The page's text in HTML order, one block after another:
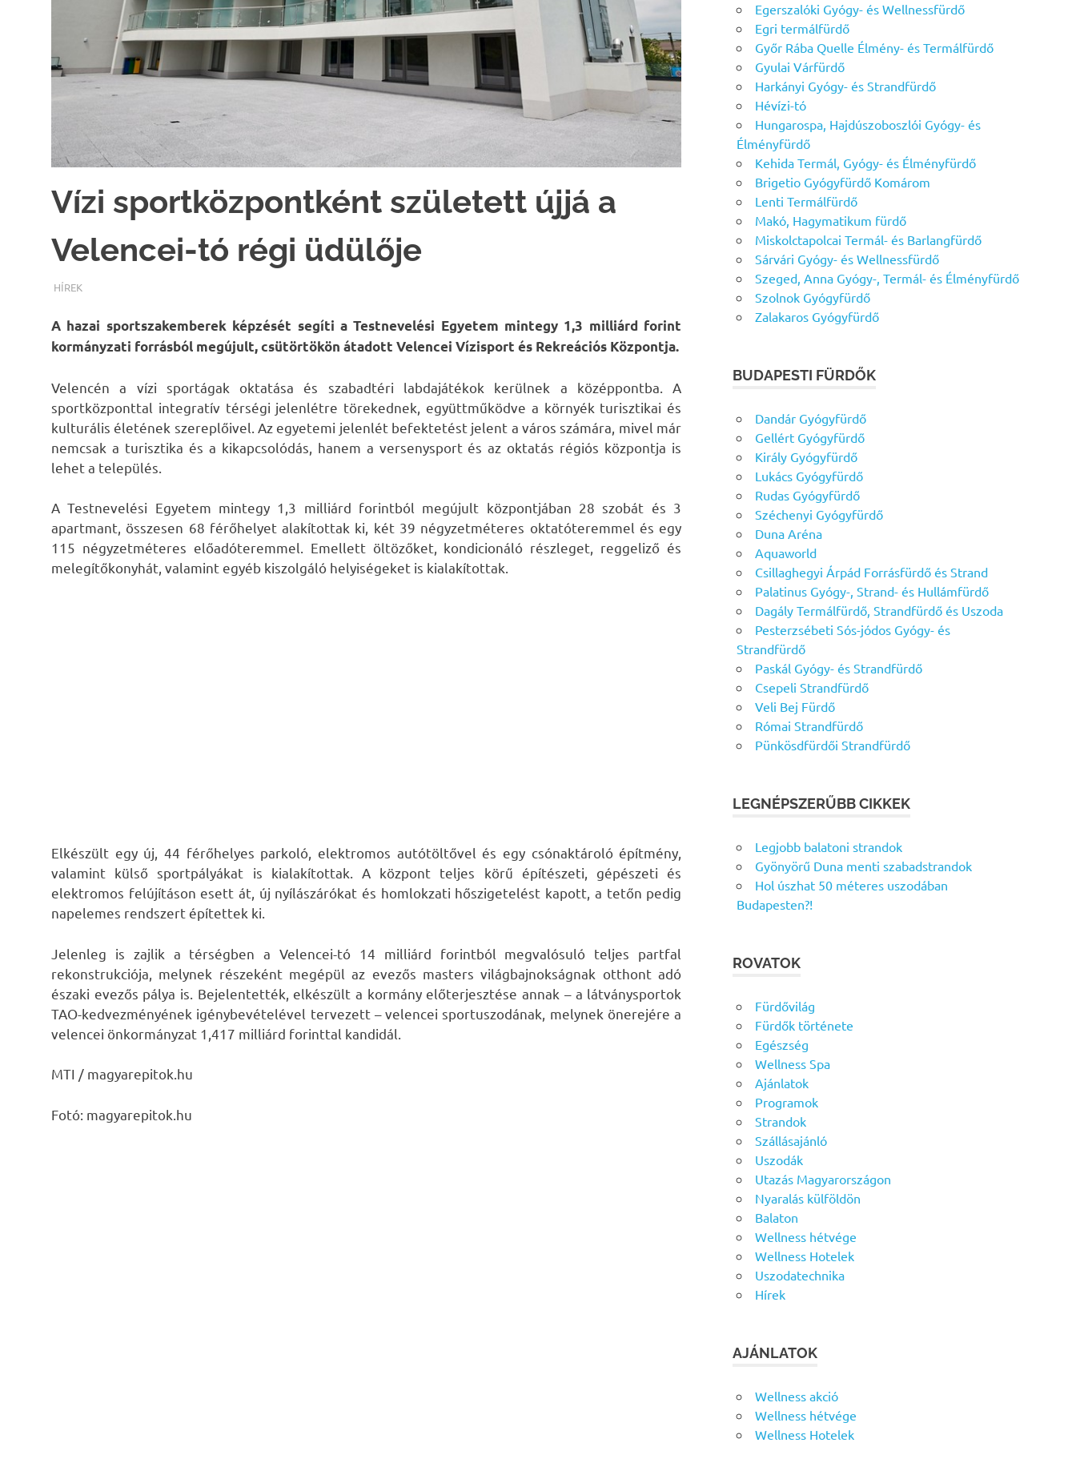
Vízi sportközpontként született újjá a
Velencei-tó régi üdülője
TERMALFURDOK.COM
HÍREK
A hazai sportszakemberek képzését segíti a Testnevelési Egyetem mintegy 1,3 milliárd forint
kormányzati forrásból megújult, csütörtökön átadott Velencei Vízisport és Rekreációs Központja.
Velencén a vízi sportágak oktatása és szabadtéri labdajátékok kerülnek a középpontba. A
sportközponttal integratív térségi jelenlétre törekednek, együttműködve a környék turisztikai és
kulturális életének szereplőivel. Az egyetemi jelenlét befektetést jelent a város számára, mivel már
nemcsak a turisztika és a kikapcsolódás, hanem a versenysport és az oktatás régiós központja is
lehet a település.
A Testnevelési Egyetem mintegy 1,3 milliárd forintból megújult központjában 28 szobát és 3
apartmant, összesen 68 férőhelyet alakítottak ki, két 39 négyzetméteres oktatóteremmel és egy
115 négyzetméteres előadóteremmel. Emellett öltözőket, kondicionáló részleget, reggeliző és
melegítőkonyhát, valamint egyéb kiszolgáló helyiségeket is kialakítottak.
Elkészült egy új, 44 férőhelyes parkoló, elektromos autótöltővel és egy csónaktároló építmény,
valamint külső sportpályákat is kialakítottak. A központ teljes körű építészeti, gépészeti és
elektromos felújításon esett át, új nyílászárókat és homlokzati hőszigetelést kapott, a tetőn pedig
napelemes rendszert építettek ki.
Jelenleg is zajlik a térségben a Velencei-tó 14 milliárd forintból megvalósuló teljes partfal
rekonstrukciója, melynek részeként megépül az evezős masters világbajnokságnak otthont adó
északi evezős pálya is. Bejelentették, elkészült a kormány előterjesztése annak – a látványsportok
TAO-kedvezményének igénybevételével tervezett – velencei sportuszodának, melynek önerejére a
velencei önkormányzat 1,417 milliárd forinttal kandidál.
MTI / magyarepitok.hu
Fotó: magyarepitok.hu
Egerszalóki Gyógy- és Wellnessfürdő
Egri termálfürdő
Győr Rába Quelle Élmény- és Termálfürdő
Gyulai Várfürdő
Harkányi Gyógy- és Strandfürdő
Hévízi-tó
Hungarospa, Hajdúszoboszlói Gyógy- és
Élményfürdő
Kehida Termál, Gyógy- és Élményfürdő
Brigetio Gyógyfürdő Komárom
Lenti Termálfürdő
Makó, Hagymatikum fürdő
Miskolctapolcai Termál- és Barlangfürdő
Sárvári Gyógy- és Wellnessfürdő
Szeged, Anna Gyógy-, Termál- és Élményfürdő
Szolnok Gyógyfürdő
Zalakaros Gyógyfürdő
BUDAPESTI FÜRDŐK
Dandár Gyógyfürdő
Gellért Gyógyfürdő
Király Gyógyfürdő
Lukács Gyógyfürdő
Rudas Gyógyfürdő
Széchenyi Gyógyfürdő
Duna Aréna
Aquaworld
Csillaghegyi Árpád Forrásfürdő és Strand
Palatinus Gyógy-, Strand- és Hullámfürdő
Dagály Termálfürdő, Strandfürdő és Uszoda
Pesterzsébeti Sós-jódos Gyógy- és
Strandfürdő
Paskál Gyógy- és Strandfürdő
Csepeli Strandfürdő
Veli Bej Fürdő
Római Strandfürdő
Pünkösdfürdői Strandfürdő
LEGNÉPSZERŰBB CIKKEK
Legjobb balatoni strandok
Gyönyörű Duna menti szabadstrandok
Hol úszhat 50 méteres uszodában
Budapesten?!
ROVATOK
Fürdővilág
Fürdők története
Egészség
Wellness Spa
Ajánlatok
Programok
Strandok
Szállásajánló
Uszodák
Utazás Magyarországon
Nyaralás külföldön
Balaton
Wellness hétvége
Wellness Hotelek
Uszodatechnika
Hírek
AJÁNLATOK
Wellness akció
Wellness hétvége
Wellness Hotelek